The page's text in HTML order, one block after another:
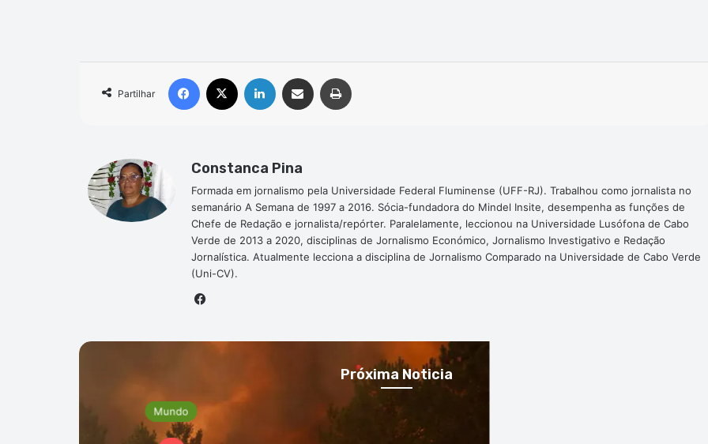
Partilhar
Facebook Linkedin Compartilhar via e-mail
Constanca Pina
Formada em jornalismo pela Universidade Federal Fluminense (UFF-RJ). Trabalhou como jornalista no
semanário A Semana de 1997 a 2016. Sócia-fundadora do Mindel Insite, desempenha as funções de
Chefe de Redação e jornalista/repórter. Paralelamente, leccionou na Universidade Lusófona de Cabo
Verde de 2013 a 2020, disciplinas de Jornalismo Económico, Jornalismo Investigativo e Redação
Jornalística. Atualmente lecciona a disciplina de Jornalismo Comparado na Universidade de Cabo Verde
(Uni-CV).
Próxima Noticia